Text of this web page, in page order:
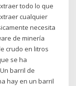
todo lo que
cualquier
necesita
de minería
crudo en litros
se ha
barril de
hay en un barril